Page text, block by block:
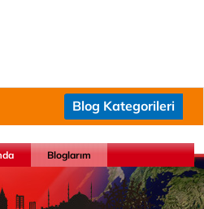
Blog Kategorileri
Bloglarım